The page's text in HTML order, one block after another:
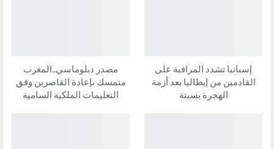
إسبانيا تشدد المراقبة على
القادمين من إيطاليا بعد أزمة
الهجرة بسبتة
مصدر دبلوماسي..المغرب
متمسك بإعادة القاصرين وفق
التعليمات الملكية السامية